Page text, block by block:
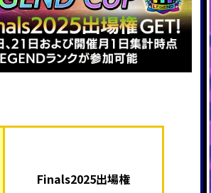
Finals2025出場権